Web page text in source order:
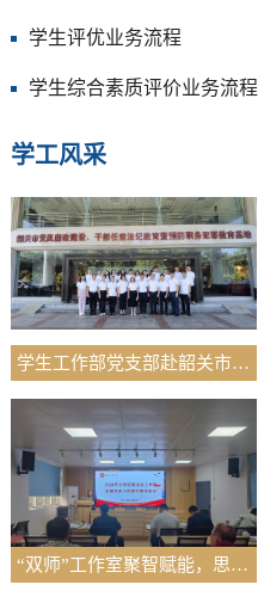
学生评优业务流程
学生综合素质评价业务流程
学工风采
学生工作部党支部赴韶关市廉政教育基地开展警示教育活动
“双师”工作室聚智赋能，思政教育“焕新”前行